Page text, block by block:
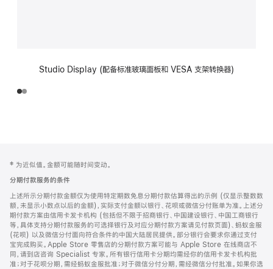
Studio Display (配备标准玻璃面板和 VESA 支架转换器)
页
页
脚
注
‡ 为近似值。金额可能随时间变动。
分期付款服务的条件
上述所示分期付款金额仅为使用特定期数免息分期付款估算得出的示例 (仅显示整数数
额，未显示小数点以后的金额)，实际支付金额以银行、花呗或微信分付账单为准。上述分
期付款方案由信用卡发卡机构 (包括但不限于招商银行、中国建设银行、中国工商银行
等，具体支持分期付款服务的可选择银行及对应分期付款方案请见付款页面)、蚂蚁金服
(花呗) 以及微信分付面向符合条件的中国大陆居民提供。部分银行会要求你通过支付
宝完成购买。Apple Store 零售店的分期付款方案可能与 Apple Store 在线商店不
同，请到店咨询 Specialist 专家。所有银行信用卡分期均需经你的信用卡发卡机构批
准；对于花呗分期，需经蚂蚁金服批准；对于微信分付分期，需经微信分付批准。如果你选